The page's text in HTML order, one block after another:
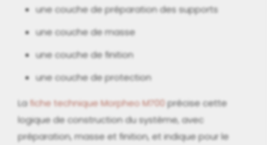
une couche de préparation des supports
une couche de masse
une couche de finition
une couche de protection
Lafiche technique Morpheo M700précise cette
logique de construction du système, avec
préparation, masse et finition, et indique pour le